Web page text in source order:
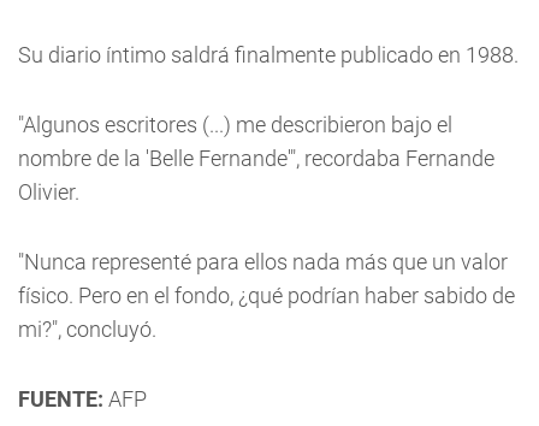
Su diario íntimo saldrá finalmente publicado en 1988.
"Algunos escritores (...) me describieron bajo el
nombre de la 'Belle Fernande'", recordaba Fernande
Olivier.
"Nunca representé para ellos nada más que un valor
físico. Pero en el fondo, ¿qué podrían haber sabido de
mi?", concluyó.
FUENTE: AFP